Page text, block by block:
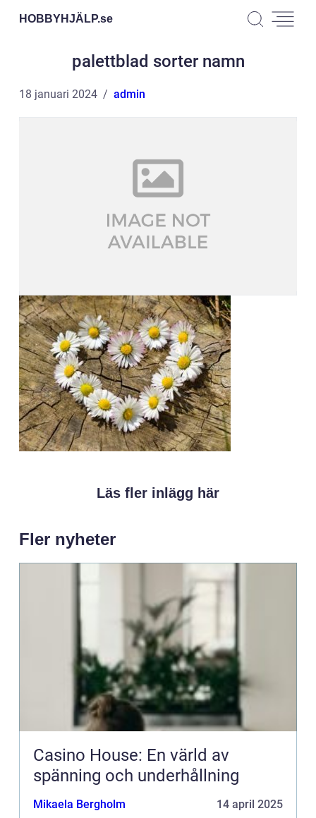
HOBBYHJÄLP.se
palettblad sorter namn
18 januari 2024 admin
Läs fler inlägg här
Fler nyheter
Casino House: En värld av
spänning och underhållning
Mikaela Bergholm 14 april 2025